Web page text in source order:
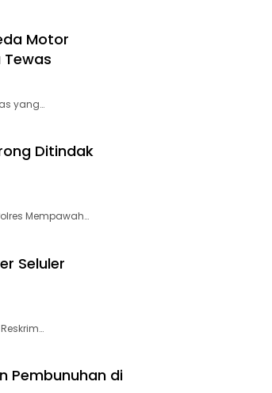
Motor
Tewas
yang…
Ditindak
Mempawah…
Seluler
Pembunuhan di